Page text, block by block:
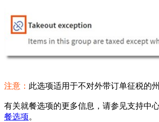
注意： 此选项适用于不对外带订单征税的
有关就餐选项的更多信息，请参见支持中
餐选项。